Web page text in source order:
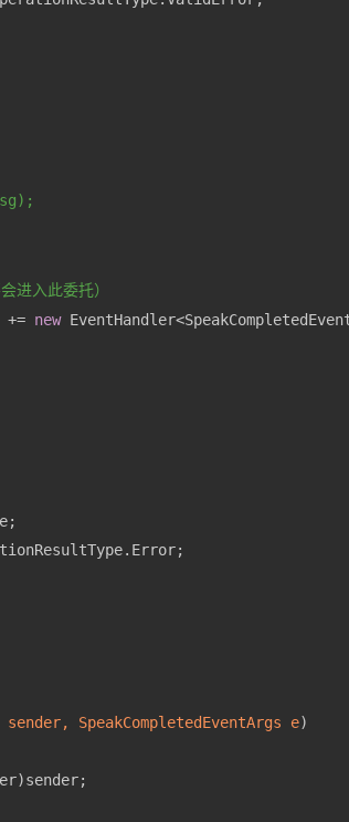
进入此委托）
new
sender, SpeakCompletedEventArgs e)